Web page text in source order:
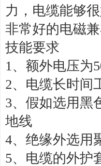
力，电缆能够
非常好的电磁
技能要求
1、额外电压为
2、电缆长时间
3、假如选用黑
地线
4、绝缘外选用
5、电缆的外护